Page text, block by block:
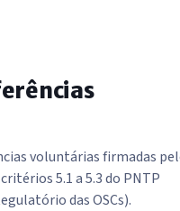
voluntárias firmadas
5.1 a 5.3 do PNTP
das OSCs).